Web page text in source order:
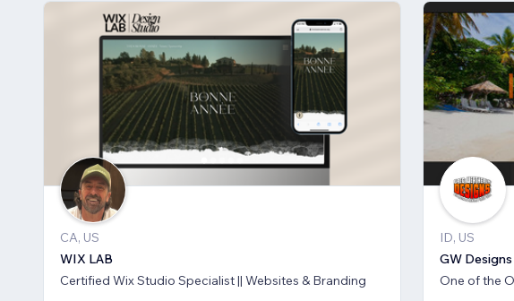
CA, US
WIX LAB
Certified Wix Studio Specialist || Websites & Branding
ID, US
GW Designs
One of the